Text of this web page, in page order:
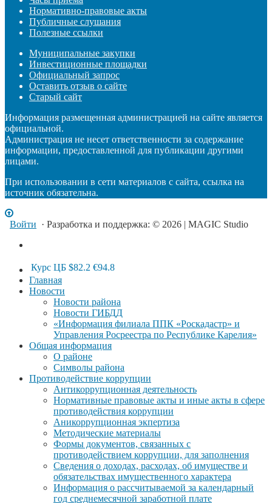
Нормативно-правовые акты
Публичные слушания
Полезные ссылки
Муниципальные закупки
Инвестиционные площадки
Официальный запрос
Оставить отзыв о сайте
Старый сайт
Информация размещенная администрацией на сайте является
официальной.
Администрация не несет ответственности за содержание
информации, предоставленной для публикации другими
лицами.
При использовании в сети материалов с сайта, ссылка на
источник обязательна.
Войти · Разработка и поддержка: © 2026 | MAGIC Studio
Курс ЦБ $82.2 €94.8
Главная
Новости
Новости района
Новости ГИБДД
«Информация филиала ППК «Роскадастр» и
Управления Росреестра по Республике Карелия»
Общая информация
О районе
Символы района
Противодействие коррупции
Антикоррупционная деятельность
Нормативные правовые акты и иные акты в сфере
противодействия коррупции
Аникоррупционная экпертиза
Методические материалы
Формы документов, связанных с
противодействием коррупции, для заполнения
Сведения о доходах, расходах, об имуществе и
обязательствах имущественного характера
Информация о рассчитываемой за календарный
год среднемесячной заработной плате